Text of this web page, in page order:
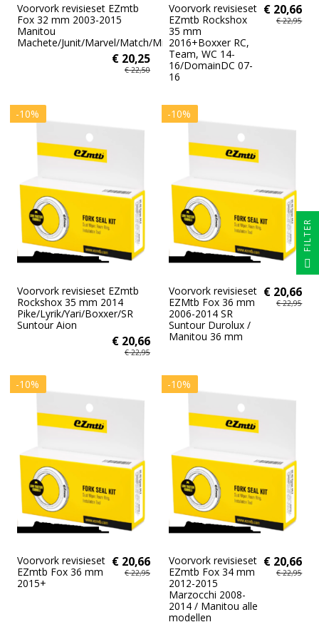
Voorvork revisieset EZmtb
Fox 32 mm 2003-2015
Manitou
Machete/Junit/Marvel/Match/Minute
€ 20,25
€ 22,50
Voorvork revisieset
EZmtb Rockshox
35 mm
2016+Boxxer RC,
Team, WC 14-
16/DomainDC 07-
16
€ 20,66
€ 22,95
-10%
Voorvork revisieset EZmtb
Rockshox 35 mm 2014
Pike/Lyrik/Yari/Boxxer/SR
Suntour Aion
€ 20,66
€ 22,95
-10%
Voorvork revisieset
EZMtb Fox 36 mm
2006-2014 SR
Suntour Durolux /
Manitou 36 mm
€ 20,66
€ 22,95
-10%
Voorvork revisieset
EZmtb Fox 36 mm
2015+
€ 20,66
€ 22,95
-10%
Voorvork revisieset
EZmtb Fox 34 mm
2012-2015
Marzocchi 2008-
2014 / Manitou alle
modellen
€ 20,66
€ 22,95
FILTER